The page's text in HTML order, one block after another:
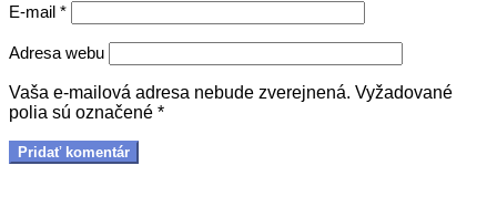
E-mail *
Adresa webu
Vaša e-mailová adresa nebude zverejnená. Vyžadované
polia sú označené *